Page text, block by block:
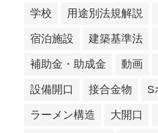
学校 用途別法規解説
宿泊施設 建築基準法
補助金・助成金 動画
設備開口 接合金物 S
ラーメン構造 大開口